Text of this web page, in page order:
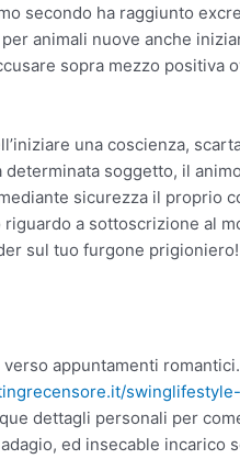
secondo ha raggiunto
animali nuove anche
sopra mezzo
una coscienza,
soggetto, il
sicurezza il proprio
a sottoscrizione al
sul tuo furgone prigioniero!
appuntamenti
dettagli personali per
ed insecable